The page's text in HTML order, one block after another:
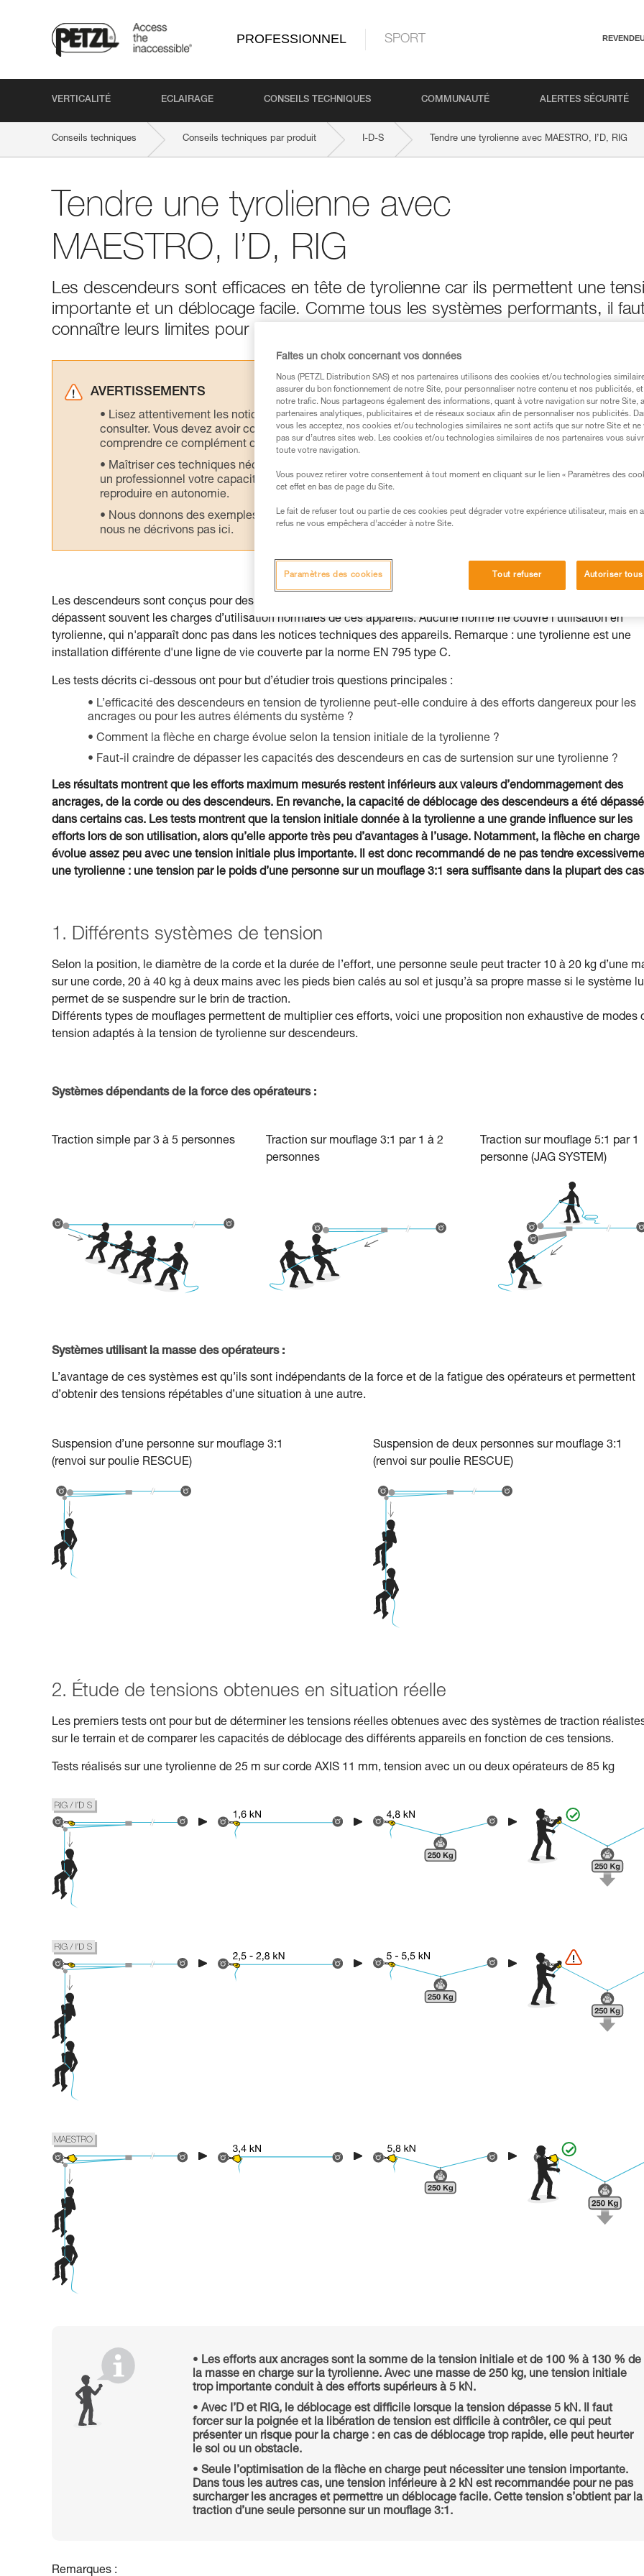
PROFESSIONNEL SPORT
VERTICALITÉ ECLAIRAGE CONSEILS TECHNIQUES COMMUNAUTÉ ALERTES SÉCURITÉ
Conseils techniques Conseils techniques par produit I-D-S Tendre une tyrolienne avec MAESTRO, I’D, RIG
Tendre une tyrolienne avec
MAESTRO, I’D, RIG
Les descendeurs sont efficaces en tête de tyrolienne car ils permettent une
importante et un déblocage facile. Comme tous les systèmes performants, il
connaître leurs limites pour ne pas risquer de les dépasser.
AVERTISSEMENTS
Lisez attentivement les notices techniques des produits utilisés dans ce conseil avant de le
consulter. Vous devez avoir compris les informations de la notice technique pour pouvoir
comprendre ce complément d’informations.
Maîtriser ces techniques nécessite une formation et un entraînement spécifique. Validez avec
un professionnel votre capacité à refaire la manipulation, seul, en toute sécurité, avant de la
reproduire en autonomie.
Nous donnons des exemples de techniques liées à votre activité. Il peut en exister d’autres que
nous ne décrivons pas ici.
Les descendeurs sont conçus pour des charges d’une à deux personnes, les tensions atteignables en tyrolienne
dépassent souvent les charges d’utilisation normales de ces appareils. Aucune norme ne couvre l'utilisation en
tyrolienne, qui n'apparaît donc pas dans les notices techniques des appareils. Remarque : une tyrolienne est une
installation différente d'une ligne de vie couverte par la norme EN 795 type C.
Les tests décrits ci-dessous ont pour but d’étudier trois questions principales :
L’efficacité des descendeurs en tension de tyrolienne peut-elle conduire à des efforts dangereux pour les
ancrages ou pour les autres éléments du système ?
Comment la flèche en charge évolue selon la tension initiale de la tyrolienne ?
Faut-il craindre de dépasser les capacités des descendeurs en cas de surtension sur une tyrolienne ?
Les résultats montrent que les efforts maximum mesurés restent inférieurs aux valeurs d’endommagement des
ancrages, de la corde ou des descendeurs. En revanche, la capacité de déblocage des descendeurs a été
dans certains cas. Les tests montrent que la tension initiale donnée à la tyrolienne a une grande influence sur les
efforts lors de son utilisation, alors qu’elle apporte très peu d’avantages à l’usage. Notamment, la flèche en charge
évolue assez peu avec une tension initiale plus importante. Il est donc recommandé de ne pas tendre
une tyrolienne : une tension par le poids d’une personne sur un mouflage 3:1 sera suffisante dans la plupart des
1. Différents systèmes de tension
Selon la position, le diamètre de la corde et la durée de l’effort, une personne seule peut tracter 10 à 20 kg d’une
sur une corde, 20 à 40 kg à deux mains avec les pieds bien calés au sol et jusqu’à sa propre masse si le système
permet de se suspendre sur le brin de traction.
Différents types de mouflages permettent de multiplier ces efforts, voici une proposition non exhaustive de modes
tension adaptés à la tension de tyrolienne sur descendeurs.
Systèmes dépendants de la force des opérateurs :
Traction simple par 3 à 5 personnes
Traction sur mouflage 3:1 par 1 à 2
personnes
Traction sur mouflage 5:1 par 1
personne (JAG SYSTEM)
Systèmes utilisant la masse des opérateurs :
L’avantage de ces systèmes est qu’ils sont indépendants de la force et de la fatigue des opérateurs et permettent
d’obtenir des tensions répétables d’une situation à une autre.
Suspension d’une personne sur mouflage 3:1
(renvoi sur poulie RESCUE)
Suspension de deux personnes sur mouflage 3:1
(renvoi sur poulie RESCUE)
2. Étude de tensions obtenues en situation réelle
Les premiers tests ont pour but de déterminer les tensions réelles obtenues avec des systèmes de traction
sur le terrain et de comparer les capacités de déblocage des différents appareils en fonction de ces tensions.
Tests réalisés sur une tyrolienne de 25 m sur corde AXIS 11 mm, tension avec un ou deux opérateurs de 85 kg
Les efforts aux ancrages sont la somme de la tension initiale et de 100 % à 130 % de
la masse en charge sur la tyrolienne. Avec une masse de 250 kg, une tension initiale
trop importante conduit à des efforts supérieurs à 5 kN.
Avec I’D et RIG, le déblocage est difficile lorsque la tension dépasse 5 kN. Il faut
forcer sur la poignée et la libération de tension est difficile à contrôler, ce qui peut
présenter un risque pour la charge : en cas de déblocage trop rapide, elle peut heurter
le sol ou un obstacle.
Seule l’optimisation de la flèche en charge peut nécessiter une tension importante.
Dans tous les autres cas, une tension inférieure à 2 kN est recommandée pour ne pas
surcharger les ancrages et permettre un déblocage facile. Cette tension s’obtient par la
traction d’une seule personne sur un mouflage 3:1.
Remarques :
Faites un choix concernant vos données
Nous (PETZL Distribution SAS) et nos partenaires utilisons des cookies et/ou technologies
assurer du bon fonctionnement de notre Site, pour personnaliser notre contenu et nos publicités,
notre trafic. Nous partageons également des informations, quant à votre navigation sur notre Site,
partenaires analytiques, publicitaires et de réseaux sociaux afin de personnaliser nos publicités.
vous les acceptez, nos cookies et/ou technologies similaires ne sont actifs que sur notre Site et ne
pas sur d’autres sites web. Les cookies et/ou technologies similaires de nos partenaires vous
toute votre navigation.
Vous pouvez retirer votre consentement à tout moment en cliquant sur le lien « Paramètres des
cet effet en bas de page du Site.
Le fait de refuser tout ou partie de ces cookies peut dégrader votre expérience utilisateur, mais en
refus ne vous empêchera d’accéder à notre Site.
Tout refuser Autoriser
Paramètres des cookies